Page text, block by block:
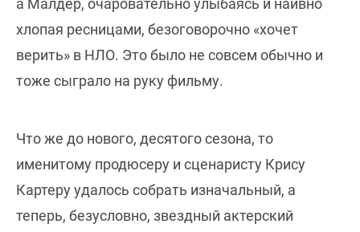
а Малдер, очаровательно улыбаясь и наивно
хлопая ресницами, безоговорочно «хочет
верить» в НЛО. Это было не совсем обычно и
тоже сыграло на руку фильму.
Что же до нового, десятого сезона, то
именитому продюсеру и сценаристу Крису
Картеру удалось собрать изначальный, а
теперь, безусловно, звездный актерский